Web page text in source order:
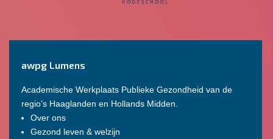
awpg Lumens
Academische Werkplaats Publieke Gezondheid van de
regio’s Haaglanden en Hollands Midden.
Over ons
Gezond leven & welzijn